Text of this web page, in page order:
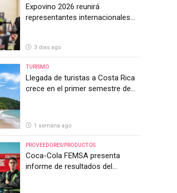
Expovino 2026 reunirá
representantes internacionales
3 días ago
TURISMO
Llegada de turistas a Costa Rica
crece en el primer semestre de
1 semana ago
PROVEEDORES/PRODUCTOS
Coca-Cola FEMSA presenta
informe de resultados del